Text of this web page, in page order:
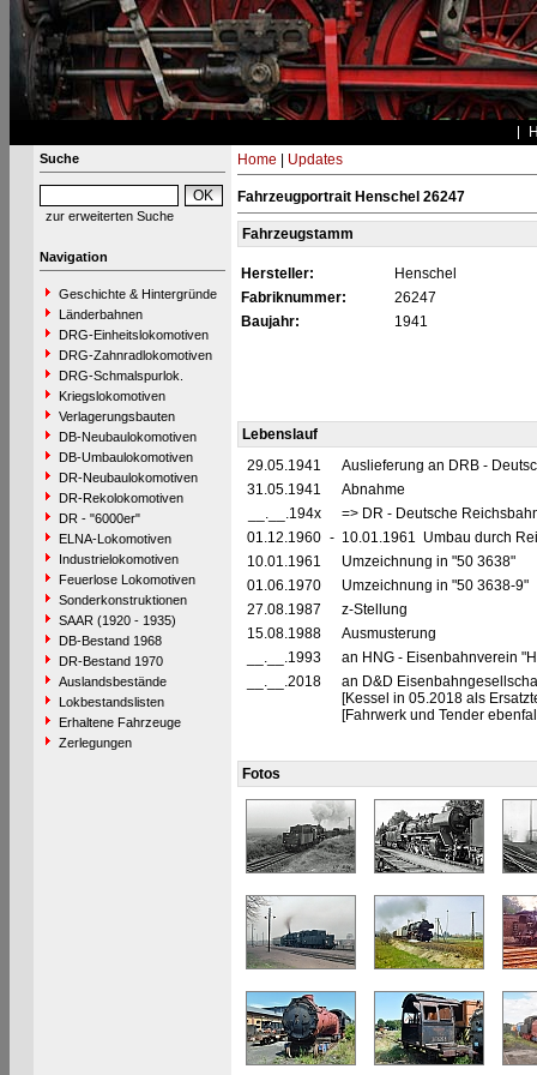
Suche
zur erweiterten Suche
Navigation
Geschichte & Hintergründe
Länderbahnen
DRG-Einheitslokomotiven
DRG-Zahnradlokomotiven
DRG-Schmalspurlok.
Kriegslokomotiven
Verlagerungsbauten
DB-Neubaulokomotiven
DB-Umbaulokomotiven
DR-Neubaulokomotiven
DR-Rekolokomotiven
DR - "6000er"
ELNA-Lokomotiven
Industrielokomotiven
Feuerlose Lokomotiven
Sonderkonstruktionen
SAAR (1920 - 1935)
DB-Bestand 1968
DR-Bestand 1970
Auslandsbestände
Lokbestandslisten
Erhaltene Fahrzeuge
Zerlegungen
Home Updates
Fahrzeugportrait Henschel 26247
Fahrzeugstamm
Hersteller:
Henschel
Fabriknummer:
26247
Baujahr:
1941
Lebenslauf
29.05.1941
Auslieferung an DRB -
31.05.1941
Abnahme
__.__.194x
=> DR - Deutsche
01.12.1960 - 10.01.1961 Umbau durch
10.01.1961
Umzeichnung in "50 3638"
01.06.1970
Umzeichnung in "50 3638-9"
27.08.1987
z-Stellung
15.08.1988
Ausmusterung
__.__.1993
an HNG - Eisenbahnverein
__.__.2018
an D&D
[Kessel in 05.2018 als
[Fahrwerk und Tender
Fotos